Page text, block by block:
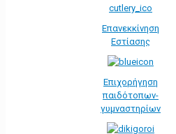
Επανεκκίνηση
Εστίασης
Επιχορήγηση
παιδότοπων-
γυμναστηρίων